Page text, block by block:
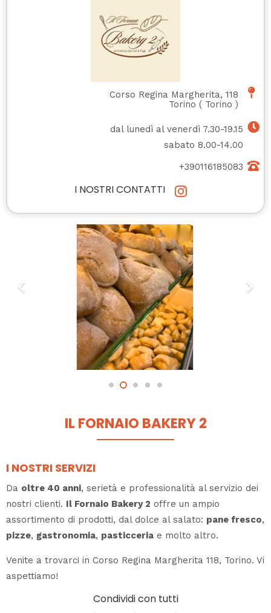
Corso Regina Margherita, 118
Torino ( Torino )
dal lunedì al venerdì 7.30-19.15
sabato 8.00-14.00
+390116185083
I NOSTRI CONTATTI
IL FORNAIO BAKERY 2
I NOSTRI SERVIZI
Da oltre 40 anni, serietà e professionalità al servizio dei
nostri clienti. Il Fornaio Bakery 2 offre un ampio
assortimento di prodotti, dal dolce al salato: pane fresco,
pizze, gastronomia, pasticceria e molto altro.
Venite a trovarci in Corso Regina Margherita 118, Torino. Vi
aspettiamo!
Condividi con tutti